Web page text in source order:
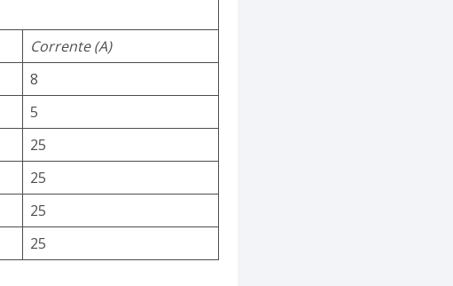
Corrente (A)
8
5
25
25
25
25